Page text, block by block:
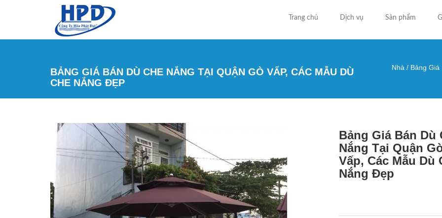
Trang chủ Dịch vụ Sản phẩm
BẢNG GIÁ BÁN DÙ CHE NẮNG TẠI QUẬN GÒ VẤP, CÁC MẪU DÙ
CHE NẮNG ĐẸP
Bạn
Nhà / Bảng Giá
Bảng Giá Bán Dù
Nắng Tại Quận
Vấp, Các Mẫu Dù
Nắng Đẹp